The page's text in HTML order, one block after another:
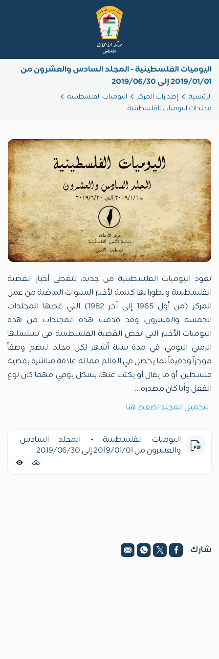
اليوميات الفلسطينية - المجلد السادس والعشرون من
2019/01/01 إلى 2019/06/30
الرئيسية إصدارات المركز
اليوميات الفلسطينية
مجلدات اليوميات الفلسطينية
تعود اليوميات الفلسطينية من جديد، لتغطي أخبار القضية
الفلسطينية وتطوراتها كتتمة لأخبار السنوات الماضية من عمل
المركز (من أول 1965 إلى آخر 1982) التي غطها المجلدات
الخمسة والعشرون، وقد قدمت هذه المجلدات من هذه
اليوميات الأخبار التي تخص القضية الفلسطينية في تسلسلها
الزمني اليومي، في مدة ستة أشهر لكل مجلد، لتضم وصفاً
موجزاً ودقيقاً لما يحصل في العالم مما له علاقة مباشرة بقضية
فلسطين، أو ما يقال أو يكتب عنها، بشكل يومي مهما كان نوع
الفعل وأيا كان مصدره...
لتحميل المجلد اضغط هنا
اليوميات الفلسطينية - المجلد السادس
والعشرون من 2019/01/01 إلى 2019/06/30
شارك